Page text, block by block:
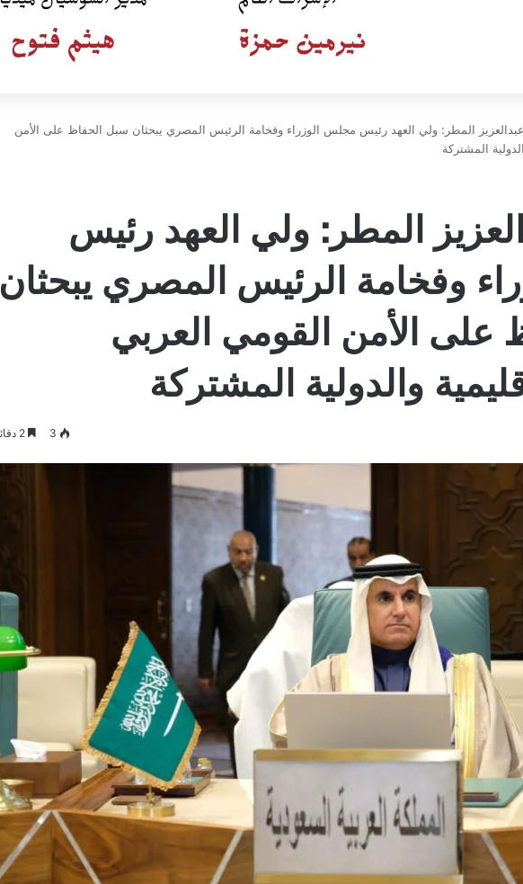
المطر: ولي العهد رئيس مجلس الوزراء وفخامة الرئيس المصري يبحثان سبل الحفاظ على الأمن
المشتركة
المطر: ولي العهد رئيس
وفخامة الرئيس المصري يبحثان
على الأمن القومي العربي
والدولية المشتركة
3